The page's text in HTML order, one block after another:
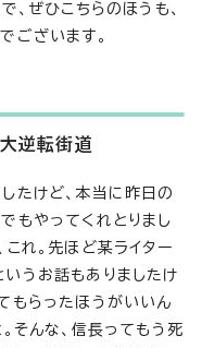
、ぜひこちらのほうも、
ございます。
逆転街道
たけど、本当に昨日の
もやってくれとりまし
れ。先ほど某ライター
うお話もありましたけ
もらったほうがいいん
そんな、信長ってもう死